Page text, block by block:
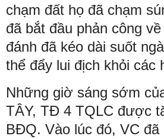
chạm đất họ đã chạm
đã bắt đầu phản công
đánh đã kéo dài suốt
thể đẩy lui địch khỏi các
Những giờ sáng sớm
TÂY, TĐ 4 TQLC được
BĐQ. Vào lúc đó, VC